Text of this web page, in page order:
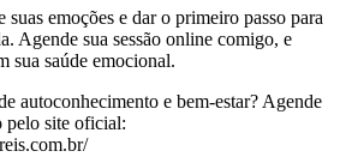
emoções e dar o primeiro passo para
Agende sua sessão online comigo, e
sua saúde emocional.
autoconhecimento e bem-estar? Agende
pelo site oficial: